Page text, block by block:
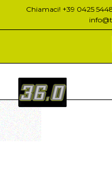
contenuto
Chiamaci! +39 0425